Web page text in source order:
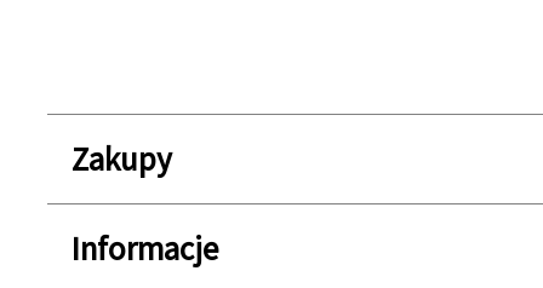
Zakupy
Informacje